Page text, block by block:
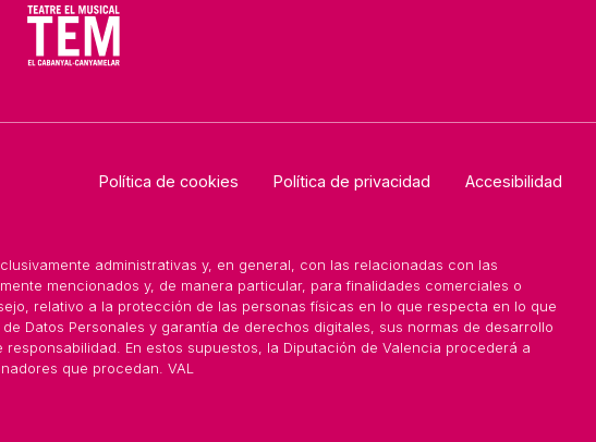
Política de cookies Política de privacidad Accesibilidad
administrativas y, en general, con las relacionadas con las
mencionados y, de manera particular, para finalidades comerciales o
relativo a la protección de las personas físicas en lo que respecta en lo que
Datos Personales y garantía de derechos digitales, sus normas de desarrollo
En estos supuestos, la Diputación de Valencia procederá a
que procedan. VAL